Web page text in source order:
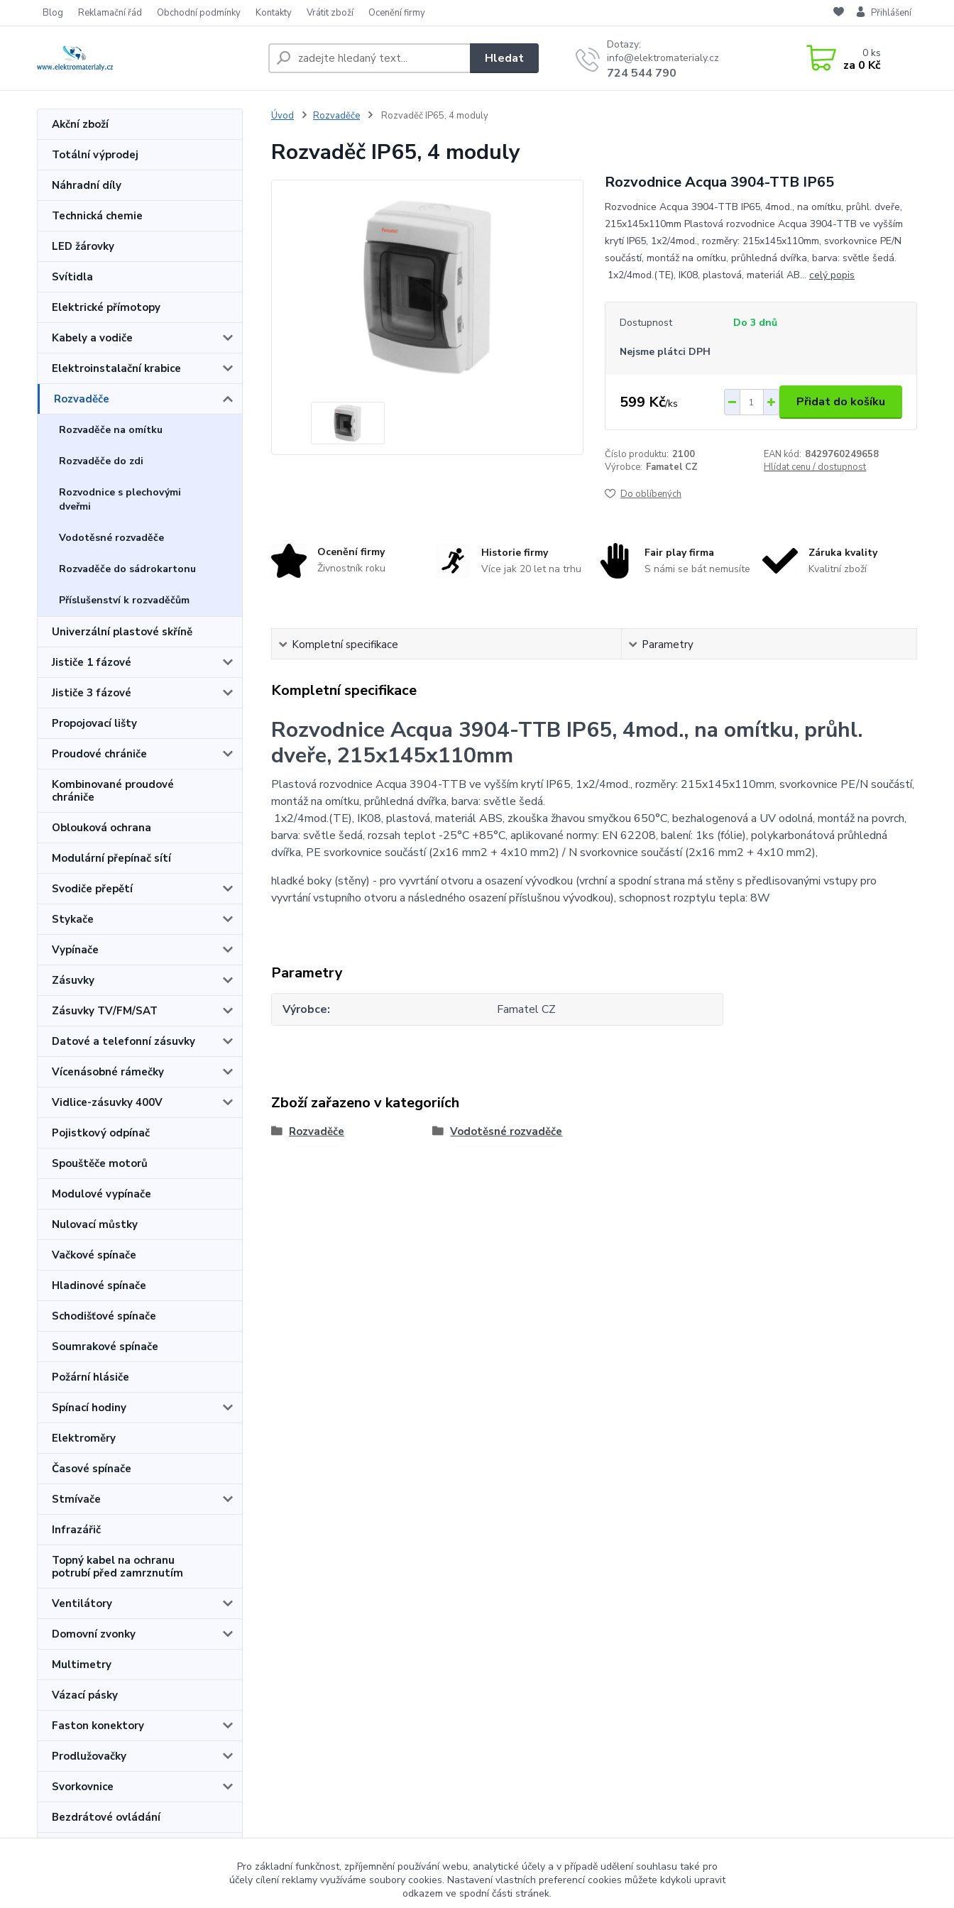
Blog Reklamační řád Obchodní podmínky Kontakty Vrátit zboží Ocenění firmy Přihlášení
Hledat
Dotazy:
info@elektromaterialy.cz
724 544 790
0ks
za 0 Kč
Akční zboží
Totální výprodej
Náhradní díly
Technická chemie
LED žárovky
Svítidla
Elektrické přímotopy
Kabely a vodiče
Elektroinstalační krabice
Rozvaděče
Rozvaděče na omítku
Rozvaděče do zdi
Rozvodnice s plechovými
dveřmi
Vodotěsné rozvaděče
Rozvaděče do sádrokartonu
Příslušenství k rozvaděčům
Univerzální plastové skříně
Jističe 1 fázové
Jističe 3 fázové
Propojovací lišty
Proudové chrániče
Kombinované proudové
chrániče
Oblouková ochrana
Modulární přepínač sítí
Svodiče přepětí
Stykače
Vypínače
Zásuvky
Zásuvky TV/FM/SAT
Datové a telefonní zásuvky
Vícenásobné rámečky
Vidlice-zásuvky 400V
Pojistkový odpínač
Spouštěče motorů
Modulové vypínače
Nulovací můstky
Vačkové spínače
Hladinové spínače
Schodišťové spínače
Soumrakové spínače
Požární hlásiče
Spínací hodiny
Elektroměry
Časové spínače
Stmívače
Infrazářič
Topný kabel na ochranu
potrubí před zamrznutím
Ventilátory
Domovní zvonky
Multimetry
Vázací pásky
Faston konektory
Prodlužovačky
Svorkovnice
Bezdrátové ovládání
Úvod Rozvaděče Rozvaděč IP65, 4 moduly
Rozvaděč IP65, 4 moduly
Rozvodnice Acqua 3904-TTB IP65
Rozvodnice Acqua 3904-TTB IP65, 4mod., na omítku, průhl. dveře,
215x145x110mm Plastová rozvodnice Acqua 3904-TTB ve vyšším
krytí IP65, 1x2/4mod., rozměry: 215x145x110mm, svorkovnice PE/N
součástí, montáž na omítku, průhledná dvířka, barva: světle šedá.
1x2/4mod.(TE), IK08, plastová, materiál AB... celý popis
Dostupnost Do 3 dnů
Nejsme plátci DPH
599 Kč/ks Přidat do košíku
Číslo produktu: 2100 EAN kód: 8429760249658
Výrobce: Famatel CZ Hlídat cenu / dostupnost
Do oblíbených
Ocenění firmy
Živnostník roku
Historie firmy
Více jak 20 let na trhu
Fair play firma
S námi se bát nemusíte
Záruka kvality
Kvalitní zboží
Kompletní specifikace Parametry
Kompletní specifikace
Rozvodnice Acqua 3904-TTB IP65, 4mod., na omítku, průhl.
dveře, 215x145x110mm
Plastová rozvodnice Acqua 3904-TTB ve vyšším krytí IP65, 1x2/4mod., rozměry: 215x145x110mm, svorkovnice PE/N součástí,
montáž na omítku, průhledná dvířka, barva: světle šedá.
1x2/4mod.(TE), IK08, plastová, materiál ABS, zkouška žhavou smyčkou 650°C, bezhalogenová a UV odolná, montáž na povrch,
barva: světle šedá, rozsah teplot -25°C +85°C, aplikované normy: EN 62208, balení: 1ks (fólie), polykarbonátová průhledná
dvířka, PE svorkovnice součástí (2x16 mm2 + 4x10 mm2) / N svorkovnice součástí (2x16 mm2 + 4x10 mm2),
hladké boky (stěny) - pro vyvrtání otvoru a osazení vývodkou (vrchní a spodní strana má stěny s předlisovanými vstupy pro
vyvrtání vstupního otvoru a následného osazení příslušnou vývodkou), schopnost rozptylu tepla: 8W
Parametry
Výrobce Famatel CZ
Zboží zařazeno v kategoriích
Rozvaděče Vodotěsné rozvaděče
Pro základní funkčnost, zpříjemnění používání webu, analytické účely a v případě udělení souhlasu také pro
účely cílení reklamy využíváme soubory cookies. Nastavení vlastních preferencí cookies můžete kdykoli upravit
odkazem ve spodní části stránek.